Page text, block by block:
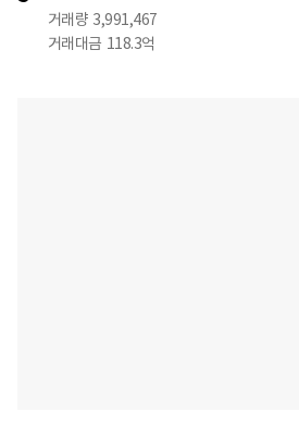
거래량 3,991,467
거래대금 118.3억